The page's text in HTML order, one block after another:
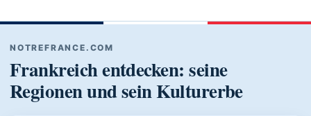
NOTREFRANCE.COM
Frankreich entdecken: seine
Regionen und sein Kulturerbe